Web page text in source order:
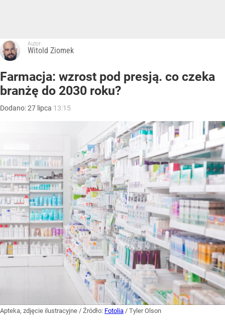
Autor:
Witold Ziomek
Farmacja: wzrost pod presją. co czeka
branżę do 2030 roku?
Dodano:27 lipca 13:15
Apteka, zdjęcie ilustracyjne / Źródło: Fotolia / Tyler Olson